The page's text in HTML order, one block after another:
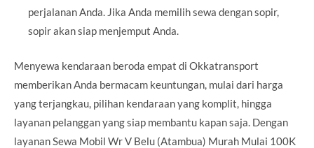
perjalanan Anda. Jika Anda memilih sewa dengan sopir,
sopir akan siap menjemput Anda.
Menyewa kendaraan beroda empat di Okkatransport
memberikan Anda bermacam keuntungan, mulai dari harga
yang terjangkau, pilihan kendaraan yang komplit, hingga
layanan pelanggan yang siap membantu kapan saja. Dengan
layanan Sewa Mobil Wr V Belu (Atambua) Murah Mulai 100K